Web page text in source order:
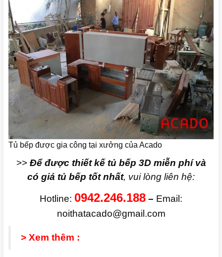
Tủ bếp được gia công tại xưởng của Acado
>>Để được thiết kế tủ bếp 3D miễn phí và
có giá tủ bếp tốt nhất, vui lòng liên hệ:
Hotline: 0942.246.188 – Email:
noithatacado@gmail.com
> Xem thêm :